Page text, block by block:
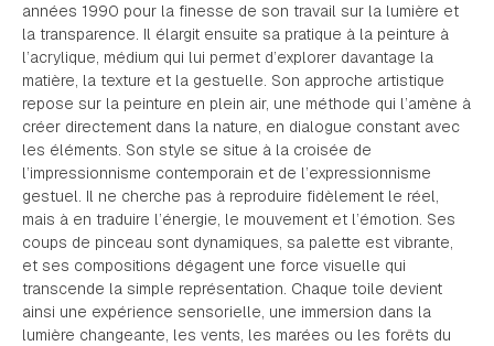
années 1990 pour la finesse de son travail sur la lumière et
la transparence. Il élargit ensuite sa pratique à la peinture à
l’acrylique, médium qui lui permet d’explorer davantage la
matière, la texture et la gestuelle. Son approche artistique
repose sur la peinture en plein air, une méthode qui l’amène à
créer directement dans la nature, en dialogue constant avec
les éléments. Son style se situe à la croisée de
l’impressionnisme contemporain et de l’expressionnisme
gestuel. Il ne cherche pas à reproduire fidèlement le réel,
mais à en traduire l’énergie, le mouvement et l’émotion. Ses
coups de pinceau sont dynamiques, sa palette est vibrante,
et ses compositions dégagent une force visuelle qui
transcende la simple représentation. Chaque toile devient
ainsi une expérience sensorielle, une immersion dans la
lumière changeante, les vents, les marées ou les forêts du